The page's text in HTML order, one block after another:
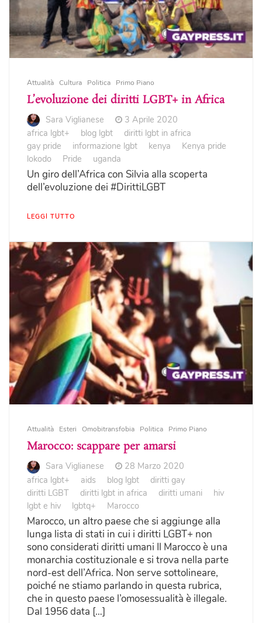
Attualità Cultura Politica Primo Piano
L’evoluzione dei diritti LGBT+ in Africa
Sara Viglianese
3 Aprile 2020
africa lgbt+
blog lgbt
diritti lgbt in africa
gay pride
informazione lgbt kenya
Kenya pride
lokodo
Pride uganda
Un giro dell’Africa con Silvia alla scoperta
dell’evoluzione dei #DirittiLGBT
LEGGI TUTTO
Attualità Esteri Omobitransfobia Politica Primo Piano
Marocco: scappare per amarsi
Sara Viglianese
28 Marzo 2020
africa lgbt+
aids blog lgbt
diritti gay
diritti LGBT
diritti lgbt in africa diritti umani
hiv
lgbt e hiv
lgbtq+ Marocco
Marocco, un altro paese che si aggiunge alla
lunga lista di stati in cui i diritti LGBT+ non
sono considerati diritti umani Il Marocco è una
monarchia costituzionale e si trova nella parte
nord-est dell’Africa. Non serve sottolineare,
poiché ne stiamo parlando in questa rubrica,
che in questo paese l’omosessualità è illegale.
Dal 1956 data […]